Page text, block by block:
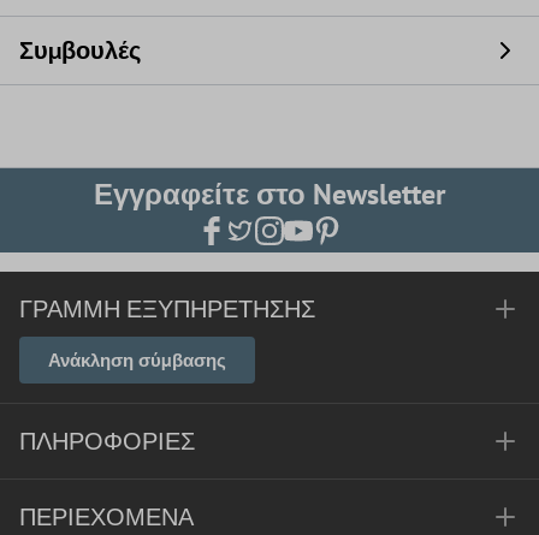
Συμβουλές
Εγγραφείτε στο Newsletter
ΓΡΑΜΜΉ ΕΞΥΠΗΡΈΤΗΣΗΣ
Ανάκληση σύμβασης
ΠΛΗΡΟΦΟΡΊΕΣ
ΠΕΡΙΕΧΌΜΕΝΑ